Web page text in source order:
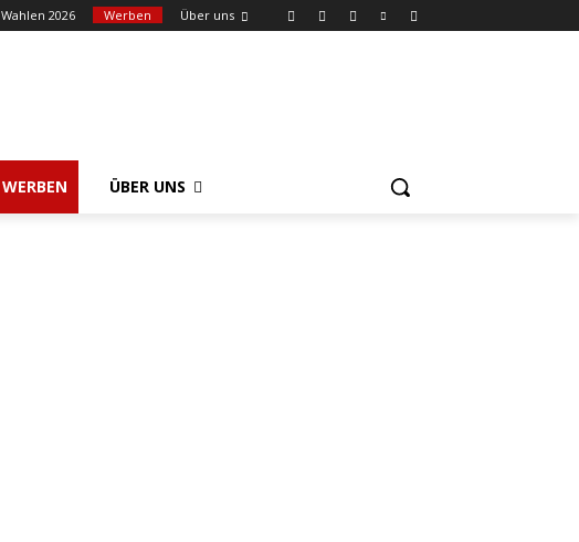
Wahlen 2026 Werben Über uns
WERBEN ÜBER UNS